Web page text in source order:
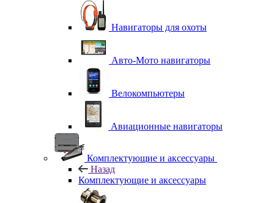
Навигаторы для охоты
Авто-Мото навигаторы
Велокомпьютеры
Авиационные навигаторы
Комплектующие и аксессуары
Назад
Комплектующие и аксессуары